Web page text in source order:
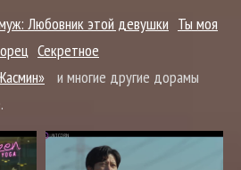
Любовник этой девушки Ты моя
Секретное
и многие другие дорамы